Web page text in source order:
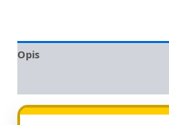
Opis